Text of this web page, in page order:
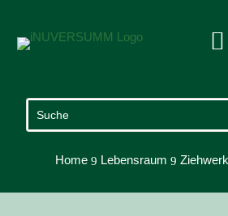

Home 9 Lebensraum 9